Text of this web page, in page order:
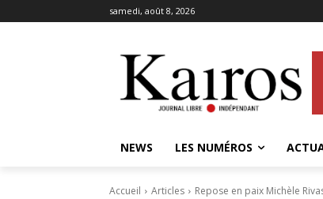
samedi, août 8, 2026
NEWS LES NUMÉROS
Accueil Articles Repose en paix Michèle